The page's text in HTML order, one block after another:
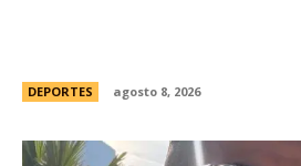
DEPORTES agosto 8, 2026